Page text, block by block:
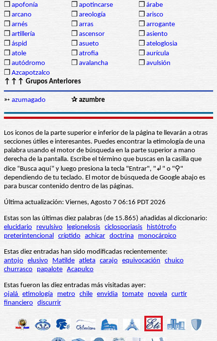
❒ apofonía ❒ apotincarse ❒ árabe
❒ arcano ❒ areología ❒ arisco
❒ arnés ❒ arras ❒ arrogante
❒ artillería ❒ ascensor ❒ asiento
❒ áspid ❒ asueto ❒ ateloglosia
❒ atole ❒ atrofia ❒ aurícula
❒ autódromo ❒ avalancha ❒ avulsión
❒ Azcapotzalco
↑↑↑ Grupos Anteriores
➳ azumagado ✰ azumbre
Los iconos de la parte superior e inferior de la página te llevarán a otras
secciones útiles e interesantes. Puedes encontrar la etimología de una
palabra usando el motor de búsqueda en la parte superior a mano
derecha de la pantalla. Escribe el término que buscas en la casilla que
dice “Busca aquí” y luego presiona la tecla "Entrar", "↲" o "⚲"
dependiendo de tu teclado. El motor de búsqueda de Google abajo es
para buscar contenido dentro de las páginas.
Última actualización: Viernes, Agosto 7 06:16 PDT 2026
Estas son las últimas diez palabras (de 15.865) añadidas al diccionario:
elucidario
revulsivo legionelosis ciclosporiasis
histótrofo
preterintencional críptido achicar doctrina monocárpico
Estas diez entradas han sido modificadas recientemente:
antojo elusivo Matilde atleta carajo equivocación
chuico
churrasco
papalote Acapulco
Estas fueron las diez entradas más visitadas ayer:
ojalá etimología metro chile envidia tomate novela curtir
financiero discurrir